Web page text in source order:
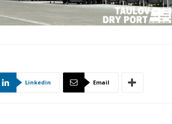
Linkedin Email